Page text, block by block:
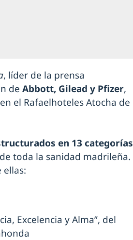
, líder de la prensa
de Abbott, Gilead y Pfizer,
en el Rafaelhoteles Atocha de
en 13 categorías
toda la sanidad madrileña.
ellas:
Excelencia y Alma”, del